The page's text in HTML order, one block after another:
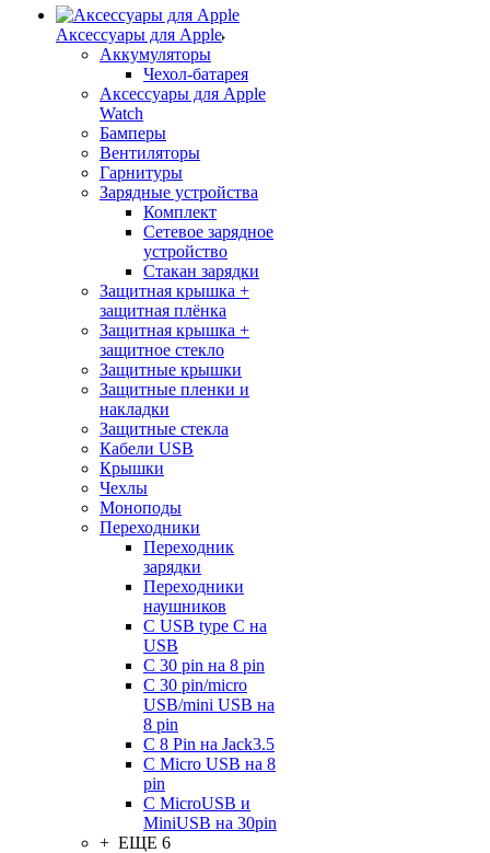
Аксессуары для Apple
Аккумуляторы
Чехол-батарея
Аксессуары для Apple
Watch
Бамперы
Вентиляторы
Гарнитуры
Зарядные устройства
Комплект
Сетевое зарядное
устройство
Стакан зарядки
Защитная крышка +
защитная плёнка
Защитная крышка +
защитное стекло
Защитные крышки
Защитные пленки и
накладки
Защитные стекла
Кабели USB
Крышки
Чехлы
Моноподы
Переходники
Переходник
зарядки
Переходники
наушников
С USB type C на
USB
С 30 pin на 8 pin
С 30 pin/micro
USB/mini USB на
8 pin
С 8 Pin на Jack3.5
С Micro USB на 8
pin
С MicroUSB и
MiniUSB на 30pin
+ ЕЩЕ 6